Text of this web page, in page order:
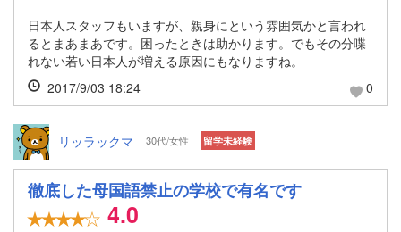
日本人スタッフもいますが、親身にという雰囲気かと言われ
るとまあまあです。困ったときは助かります。でもその分喋
れない若い日本人が増える原因にもなりますね。
2017/9/03 18:24
0
リッラックマ 30代/女性 留学未経験
徹底した母国語禁止の学校で有名です
4.0